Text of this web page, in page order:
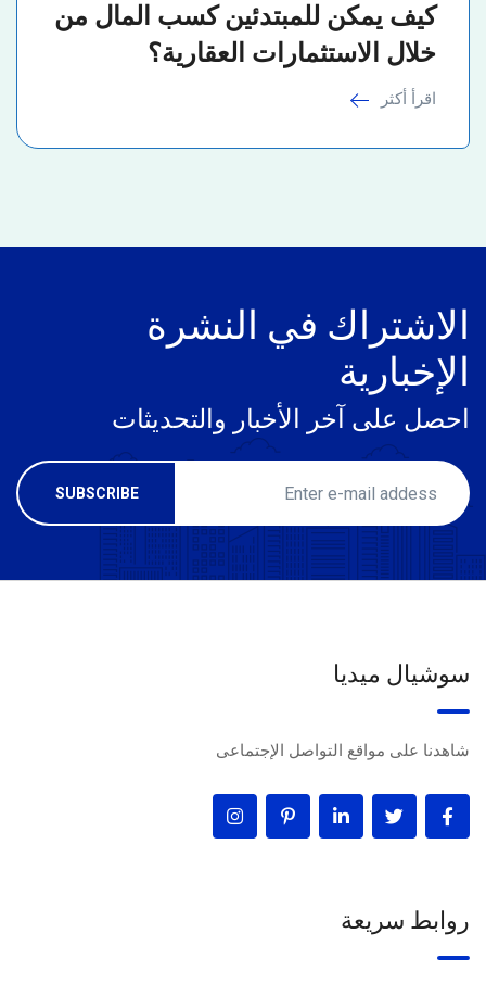
كيف يمكن للمبتدئين كسب المال من
خلال الاستثمارات العقارية؟
اقرأ أكثر
الاشتراك في النشرة
الإخبارية
احصل على آخر الأخبار والتحديثات
سوشيال ميديا
شاهدنا على مواقع التواصل الإجتماعى
روابط سريعة